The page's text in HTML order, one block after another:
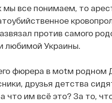
мы все понимаем, то
против самого
любимой Украины.
фюрера в моtм родном
друзья детства
что им всё это? За то,